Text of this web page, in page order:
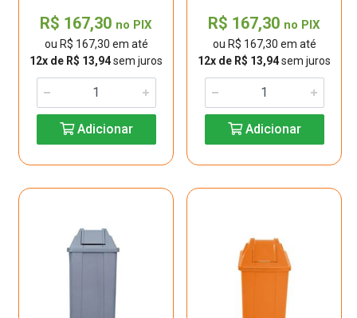
R$ 167,30 no PIX
ou R$ 167,30 em até
12x de R$ 13,94sem juros
Adicionar
R$ 167,30 no PIX
ou R$ 167,30 em até
12x de R$ 13,94sem juros
Adicionar